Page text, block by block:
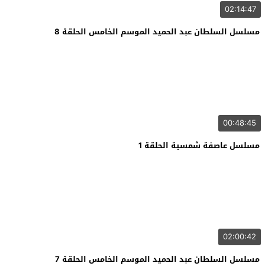
02:14:47
مسلسل السلطان عبد الحميد الموسم الخامس الحلقة 8
00:48:45
مسلسل عاصفة شمسية الحلقة 1
02:00:42
مسلسل السلطان عبد الحميد الموسم الخامس الحلقة 7